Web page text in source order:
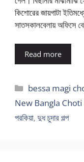
কিশোরের জায়গাটা
সাতসকালবেলায় অফিসে
Read more
Categories
bessa magi
New Bangla Choti
পরকিয়া, দুধ চুদার গল্প